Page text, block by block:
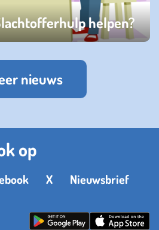
helpen?
nieuws
op
X Nieuwsbrief